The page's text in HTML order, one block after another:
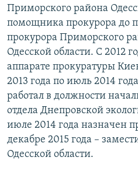
Приморского района
помощника прокурора до
прокурора Приморского
Одесской области. С 2012
аппарате прокуратуры
2013 года по июль 2014
работал в должности
отдела Днепровской
июле 2014 года назначен
декабре 2015 года –
Одесской области.